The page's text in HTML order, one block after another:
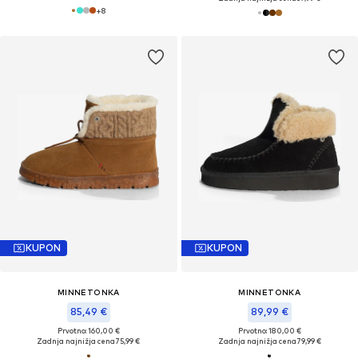
+8
KUPON
MINNETONKA
85,49 €
Prvotno: 160,00 €
Zadnja najnižja cena75,99 €
KUPON
MINNETONKA
89,99 €
Prvotno: 180,00 €
Zadnja najnižja cena79,99 €